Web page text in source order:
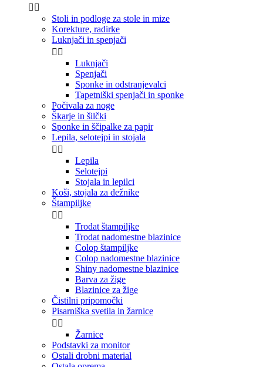
 
Stoli in podloge za stole in mize
Korekture, radirke
Luknjači in spenjači
 
Luknjači
Spenjači
Sponke in odstranjevalci
Tapetniški spenjači in sponke
Počivala za noge
Škarje in šilčki
Sponke in ščipalke za papir
Lepila, selotejpi in stojala
 
Lepila
Selotejpi
Stojala in lepilci
Koši, stojala za dežnike
Štampiljke
 
Trodat štampiljke
Trodat nadomestne blazinice
Colop štampiljke
Colop nadomestne blazinice
Shiny nadomestne blazinice
Barva za žige
Blazinice za žige
Čistilni pripomočki
Pisarniška svetila in žarnice
 
Žarnice
Podstavki za monitor
Ostali drobni material